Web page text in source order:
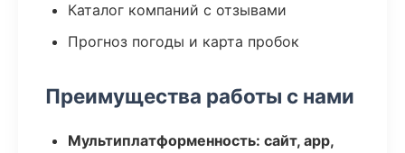
Каталог компаний с отзывами
Прогноз погоды и карта пробок
Преимущества работы с нами
Мультиплатформенность: сайт, app,